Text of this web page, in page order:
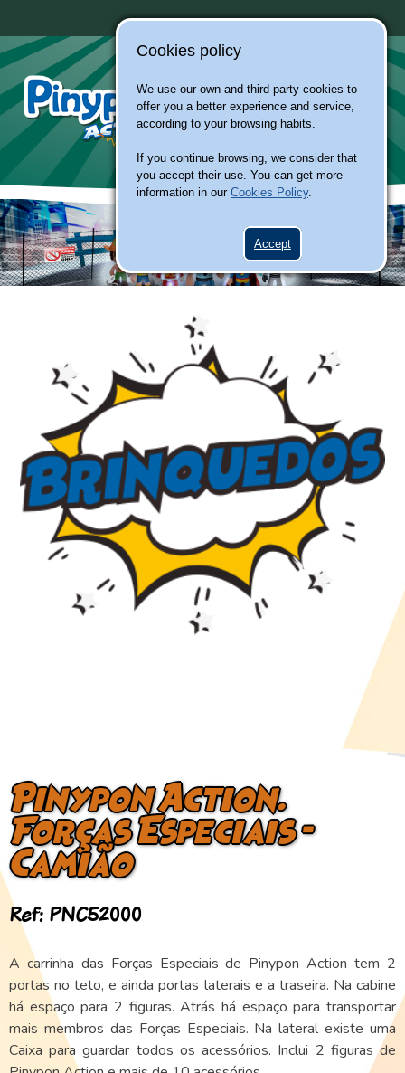
Cookies policy
We use our own and third-party cookies to
offer you a better experience and service,
according to your browsing habits.
If you continue browsing, we consider that
you accept their use. You can get more
information in our Cookies Policy.
Accept
Pinypon Action.
Forças Especiais –
Camião
Ref: PNC52000
A carrinha das Forças Especiais de Pinypon Action tem 2
portas no teto, e ainda portas laterais e a traseira. Na cabine
há espaço para 2 figuras. Atrás há espaço para transportar
mais membros das Forças Especiais. Na lateral existe uma
Caixa para guardar todos os acessórios. Inclui 2 figuras de